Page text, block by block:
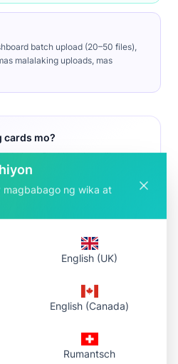
batch upload (20–50 files),
malalaking uploads, mas
cards mo?
sa Dashboard ang libreng
Premium ang batch upload.
account
Tingnan ang Pro plans
ang artists ng link
ang hosted link sa bawat
ako sa team na ito» post.
magbabago ng wika at
English (UK)
English (Canada)
Rumantsch